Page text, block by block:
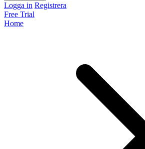
Logga in Registrera
Free Trial
Home